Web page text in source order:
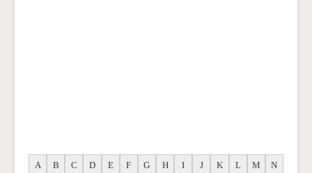
A B C D E F G H I J K L M N